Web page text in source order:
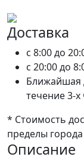
Доставка
c 8:00 до
c 20:00 до
Ближайшая
течение 3-х
* Стоимость
пределы
Описание